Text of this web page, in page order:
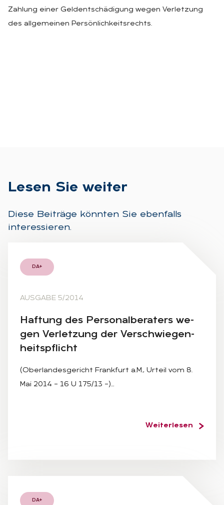
Zahlung einer Geldentschädigung wegen Verletzung
des allgemeinen Persönlichkeitsrechts.
Le­sen Sie wei­ter
Diese Beiträge könnten Sie ebenfalls
interessieren.
DA+
AUSGABE 5/2014
Haf­tung des Per­so­nal­be­ra­ters we­
gen Ver­let­zung der Ver­schwie­gen­
heits­pflicht
(Oberlandesgericht Frankfurt a.M., Urteil vom 8.
Mai 2014 – 16 U 175/13 –)…
Weiterlesen
DA+